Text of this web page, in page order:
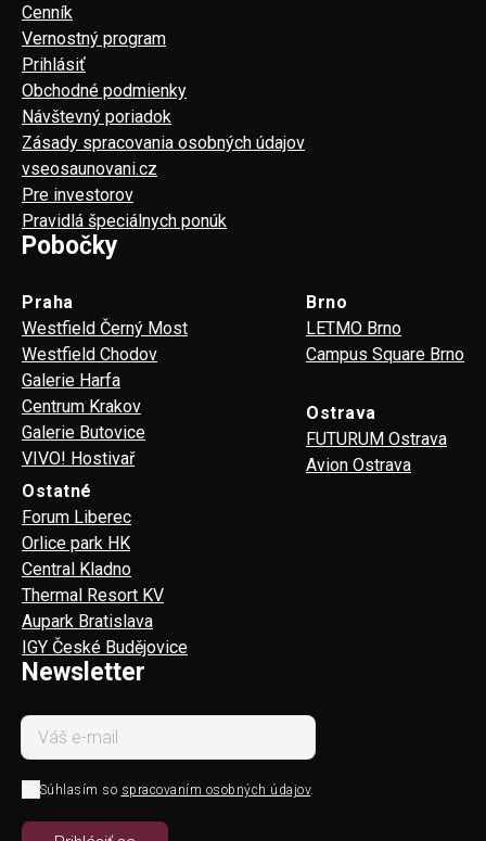
Cenník
Vernostný program
Prihlásiť
Obchodné podmienky
Návštevný poriadok
Zásady spracovania osobných údajov
vseosaunovani.cz
Pre investorov
Pravidlá špeciálnych ponúk
Pobočky
Praha
Westfield Černý Most
Westfield Chodov
Galerie Harfa
Centrum Krakov
Galerie Butovice
VIVO! Hostivař
Brno
LETMO Brno
Campus Square Brno
Ostrava
FUTURUM Ostrava
Avion Ostrava
Ostatné
Forum Liberec
Orlice park HK
Central Kladno
Thermal Resort KV
Aupark Bratislava
IGY České Budějovice
Newsletter
Súhlasím so spracovaním osobných údajov.